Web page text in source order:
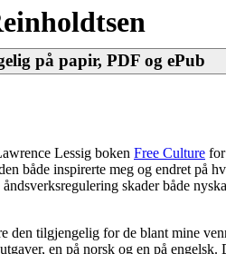
på papir, PDF og ePub
Lessig boken Free Culture
både inspirerte meg og endret på
skader både
tilgjengelig for de blant mine
en på norsk og en på